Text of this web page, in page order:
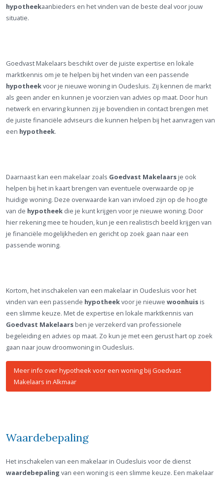
hypotheekaanbieders en het vinden van de beste deal voor jouw
situatie.
Goedvast Makelaars beschikt over de juiste expertise en lokale
marktkennis om je te helpen bij het vinden van een passende
hypotheekvoor je nieuwe woning in Oudesluis. Zij kennen de markt
als geen ander en kunnen je voorzien van advies op maat. Door hun
netwerk en ervaring kunnen zij je bovendien in contact brengen met
de juiste financiële adviseurs die kunnen helpen bij het aanvragen van
een hypotheek.
Daarnaast kan een makelaar zoals Goedvast Makelaars je ook
helpen bij het in kaart brengen van eventuele overwaarde op je
huidige woning. Deze overwaarde kan van invloed zijn op de hoogte
van de hypotheek die je kunt krijgen voor je nieuwe woning. Door
hier rekening mee te houden, kun je een realistisch beeld krijgen van
je financiële mogelijkheden en gericht op zoek gaan naar een
passende woning.
Kortom, het inschakelen van een makelaar in Oudesluis voor het
vinden van een passende hypotheekvoor je nieuwe woonhuis is
een slimme keuze. Met de expertise en lokale marktkennis van
Goedvast Makelaars ben je verzekerd van professionele
begeleiding en advies op maat. Zo kun je met een gerust hart op zoek
gaan naar jouw droomwoning in Oudesluis.
Meer info over hypotheek voor een woning bij Goedvast
Makelaars in Alkmaar
Waardebepaling
Het inschakelen van een makelaar in Oudesluis voor de dienst
waardebepaling van een woning is een slimme keuze. Een makelaar